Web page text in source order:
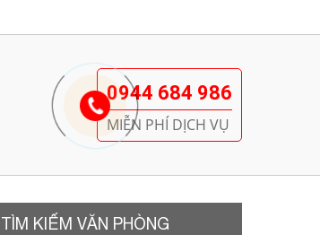
0944 684 986
MIỄN PHÍ DỊCH VỤ
TÌM KIẾM VĂN PHÒNG